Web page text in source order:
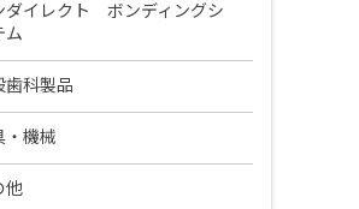
ォレスタデント SS アーチワイ
ースプルマスク
ブソアンカー パイロットドリ
ソアンカー インスツルメン
トス ハンドコントラアング
ライバー
トス NT コイルスプリング
ースト
スト ビスコス
アブルペースト／フロアブ
ースト ブルー
フエッチング プライマー
ド接着関連
ーティバンドセメント
デント製品
咬合器
マウントフェイスボウ
III システム
ダイレクト ボンディングシ
ム
ルマ関連製品
ダイレクトボンディングシ
ム
ルマII
歯科製品
用技工レジン材料
ソパレット
材
・機械
射器
他